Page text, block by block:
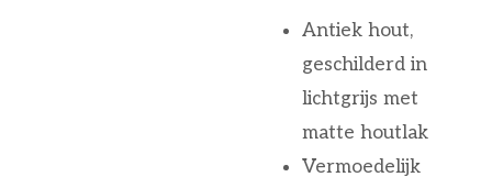
Antiek hout,
geschilderd in
lichtgrijs met
matte houtlak
Vermoedelijk